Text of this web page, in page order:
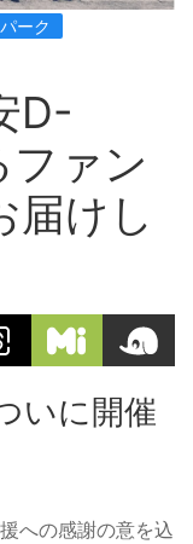
ーク
D-
ファン
届けし
いに開催
への感謝の意を込